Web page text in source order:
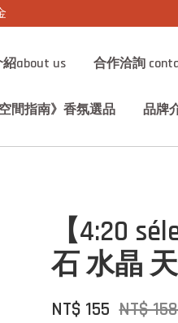
about us 合作洽詢
間指南》香氛選品 品牌
【4:20
石 水晶
NT$ 155 NT$